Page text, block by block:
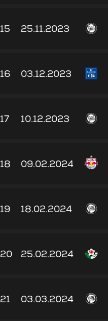
15 25.11.2023
16 03.12.2023
17 10.12.2023
18 09.02.2024
19 18.02.2024
20 25.02.2024
21 03.03.2024